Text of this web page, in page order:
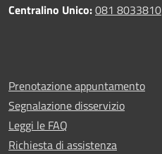
Centralino Unico:081 8033810
Prenotazione appuntamento
Segnalazione disservizio
Leggi le FAQ
Richiesta di assistenza